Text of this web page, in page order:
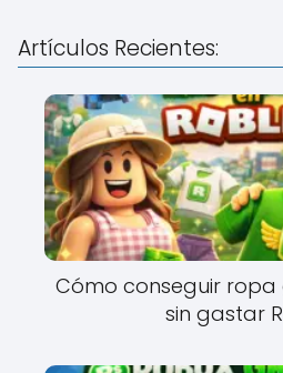
Artículos Recientes:
Cómo conseguir ropa
sin gastar